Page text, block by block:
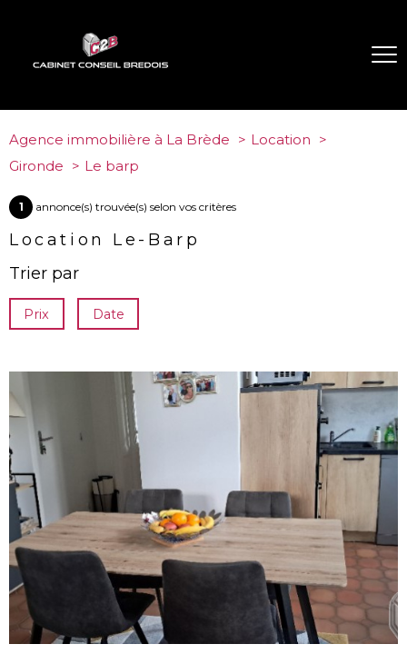
Agence immobilière à La Brède
Location
Gironde
Le barp
1 annonce(s) trouvée(s) selon vos critères
Location Le-Barp
Trier par
Prix Date
voir le
bien